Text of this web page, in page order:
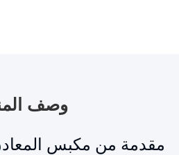
وصف
مقدمة من مكبس